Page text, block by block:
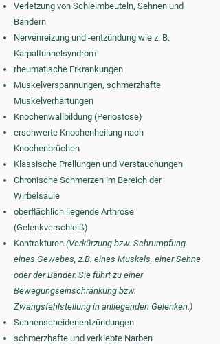
Verletzung von Schleimbeuteln, Sehnen und
Bändern
Nervenreizung und -entzündung wie z. B.
Karpaltunnelsyndrom
rheumatische Erkrankungen
Muskelverspannungen, schmerzhafte
Muskelverhärtungen
Knochenwallbildung (Periostose)​​
erschwerte Knochenheilung nach
Knochenbrüchen
Klassische Prellungen und Verstauchungen
Chronische Schmerzen im Bereich der
Wirbelsäule
oberflächlich liegende Arthrose
(Gelenkverschleiß)
Kontrakturen (Verkürzung bzw. Schrumpfung
eines Gewebes, z.B. eines Muskels, einer Sehne
oder der Bänder. Sie führt zu einer
Bewegungseinschränkung bzw.
Zwangsfehlstellung in anliegenden Gelenken.)
Sehnenscheidenentzündungen
schmerzhafte und verklebte Narben